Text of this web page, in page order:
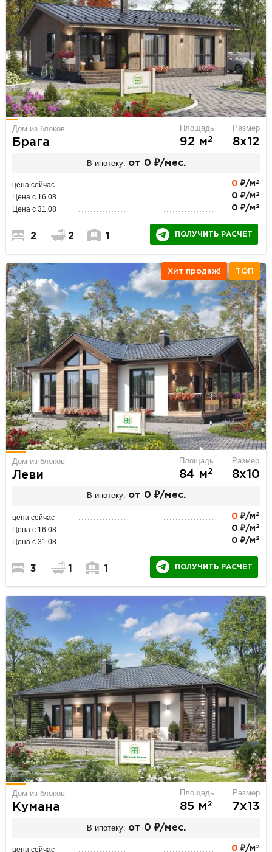
Дом из блоков
Брага
Площадь
92 м2
Размер
8х12
В ипотеку: от 0 ₽/мес.
цена сейчас 0 ₽/м 2
Цена с 16.08 0 ₽/м 2
Цена с 31.08 0 ₽/м 2
2 2 1 ПОЛУЧИТЬ РАСЧЕТ
Хит продаж! ТОП
Дом из блоков
Леви
Площадь
84 м2
Размер
8х10
В ипотеку: от 0 ₽/мес.
цена сейчас 0 ₽/м 2
Цена с 16.08 0 ₽/м 2
Цена с 31.08 0 ₽/м 2
3 1 1 ПОЛУЧИТЬ РАСЧЕТ
Дом из блоков
Кумана
Площадь
85 м2
Размер
7х13
В ипотеку: от 0 ₽/мес.
цена сейчас 0 ₽/м 2